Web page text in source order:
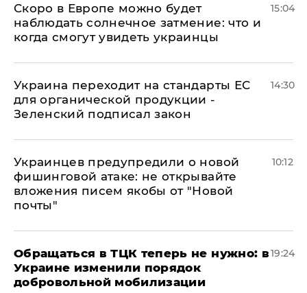
Скоро в Европе можно будет
наблюдать солнечное затмение: что и
когда смогут увидеть украинцы
15:04
Украина переходит на стандарты ЕС
для органической продукции -
Зеленский подписал закон
14:30
Украинцев предупредили о новой
фишинговой атаке: не открывайте
вложения писем якобы от "Новой
почты"
10:12
Обращаться в ТЦК теперь не нужно: в
Украине изменили порядок
добровольной мобилизации
19:24